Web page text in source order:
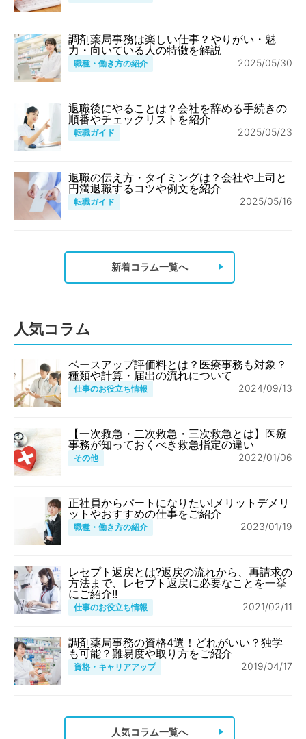
調剤薬局事務は楽しい仕事？やりがい・魅
力・向いている人の特徴を解説
職種・働き方の紹介 2025/05/30
退職後にやることは？会社を辞める手続きの
順番やチェックリストを紹介
転職ガイド 2025/05/23
退職の伝え方・タイミングは？会社や上司と
円満退職するコツや例文を紹介
転職ガイド 2025/05/16
新着コラム一覧へ
人気コラム
ベースアップ評価料とは？医療事務も対象？
種類や計算・届出の流れについて
仕事のお役立ち情報 2024/09/13
【一次救急・二次救急・三次救急とは】医療
事務が知っておくべき救急指定の違い
その他 2022/01/06
正社員からパートになりたい!メリットデメリ
ットやおすすめの仕事をご紹介
職種・働き方の紹介 2023/01/19
レセプト返戻とは?返戻の流れから、再請求の
方法まで、レセプト返戻に必要なことを一挙
にご紹介!!
仕事のお役立ち情報 2021/02/11
調剤薬局事務の資格4選！どれがいい？独学
も可能？難易度や取り方をご紹介
資格・キャリアアップ 2019/04/17
人気コラム一覧へ